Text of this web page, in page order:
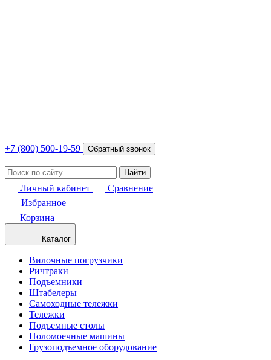
+7 (800) 500-19-59 Обратный звонок
Найти
Личный кабинет
Сравнение
Избранное
Корзина
Каталог
Вилочные погрузчики
Ричтраки
Подъемники
Штабелеры
Самоходные тележки
Тележки
Подъемные столы
Поломоечные машины
Грузоподъемное оборудование